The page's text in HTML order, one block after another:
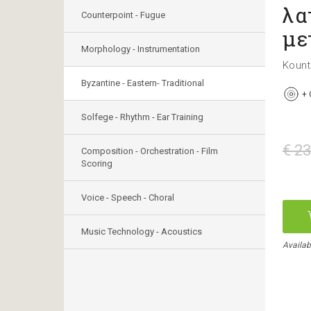
Counterpoint - Fugue
Morphology - Instrumentation
Byzantine - Eastern- Traditional
Solfege - Rhythm - Ear Training
Composition - Orchestration - Film
Scoring
Voice - Speech - Choral
Music Technology - Acoustics
+
€